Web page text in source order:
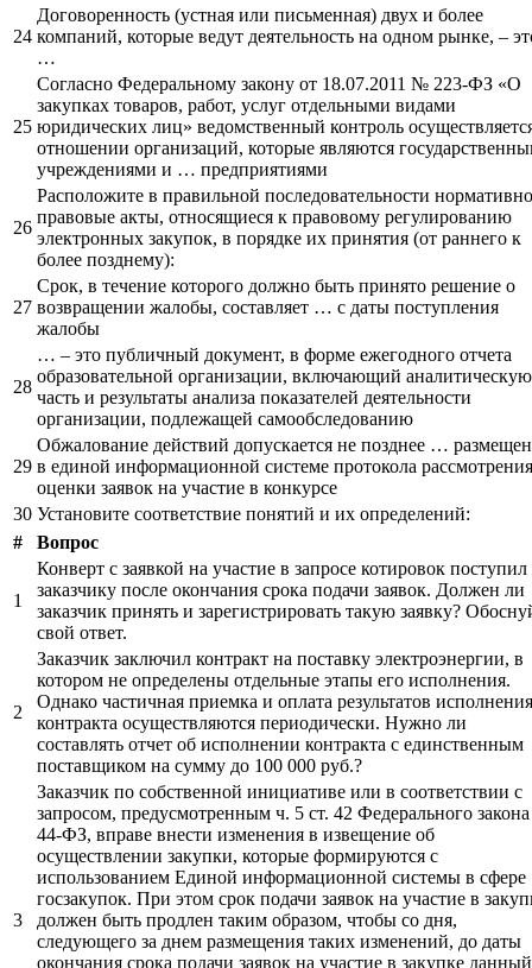
24
Договоренность (устная или письменная) двух и более
компаний, которые ведут деятельность на одном рынке, –
…
25
Согласно Федеральному закону от 18.07.2011 № 223-ФЗ «О
закупках товаров, работ, услуг отдельными видами
юридических лиц» ведомственный контроль
отношении организаций, которые являются
учреждениями и … предприятиями
26
Расположите в правильной последовательности
правовые акты, относящиеся к правовому регулированию
электронных закупок, в порядке их принятия (от раннего к
более позднему):
27
Срок, в течение которого должно быть принято решение о
возвращении жалобы, составляет … с даты поступления
жалобы
28
… – это публичный документ, в форме ежегодного отчета
образовательной организации, включающий аналитическую
часть и результаты анализа показателей деятельности
организации, подлежащей самообследованию
29
Обжалование действий допускается не позднее …
в единой информационной системе протокола
оценки заявок на участие в конкурсе
30 Установите соответствие понятий и их определений:
#
Вопрос
1
Конверт с заявкой на участие в запросе котировок поступил
заказчику после окончания срока подачи заявок. Должен ли
заказчик принять и зарегистрировать такую заявку?
свой ответ.
2
Заказчик заключил контракт на поставку электроэнергии, в
котором не определены отдельные этапы его исполнения.
Однако частичная приемка и оплата результатов исполнения
контракта осуществляются периодически. Нужно ли
составлять отчет об исполнении контракта с единственным
поставщиком на сумму до 100 000 руб.?
3
Заказчик по собственной инициативе или в соответствии с
запросом, предусмотренным ч. 5 ст. 42 Федерального
44-ФЗ, вправе внести изменения в извещение об
осуществлении закупки, которые формируются с
использованием Единой информационной системы в сфере
госзакупок. При этом срок подачи заявок на участие в
должен быть продлен таким образом, чтобы со дня,
следующего за днем размещения таких изменений, до даты
окончания срока подачи заявок на участие в закупке данный